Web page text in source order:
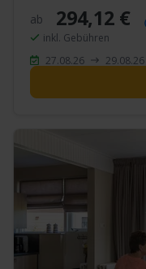
ab 294,12 €
inkl. Gebühren
27.08.26
29.08.26